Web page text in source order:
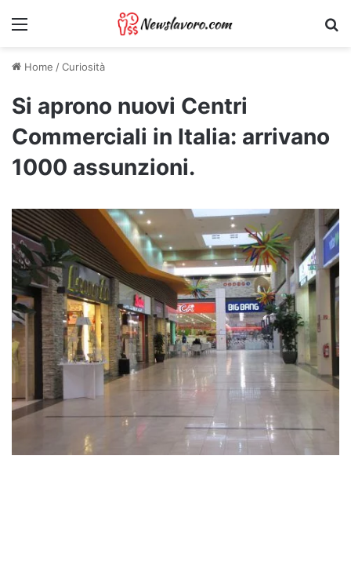
Menu
Home /Curiosità
Si aprono nuovi Centri
Commerciali in Italia: arrivano
1000 assunzioni.